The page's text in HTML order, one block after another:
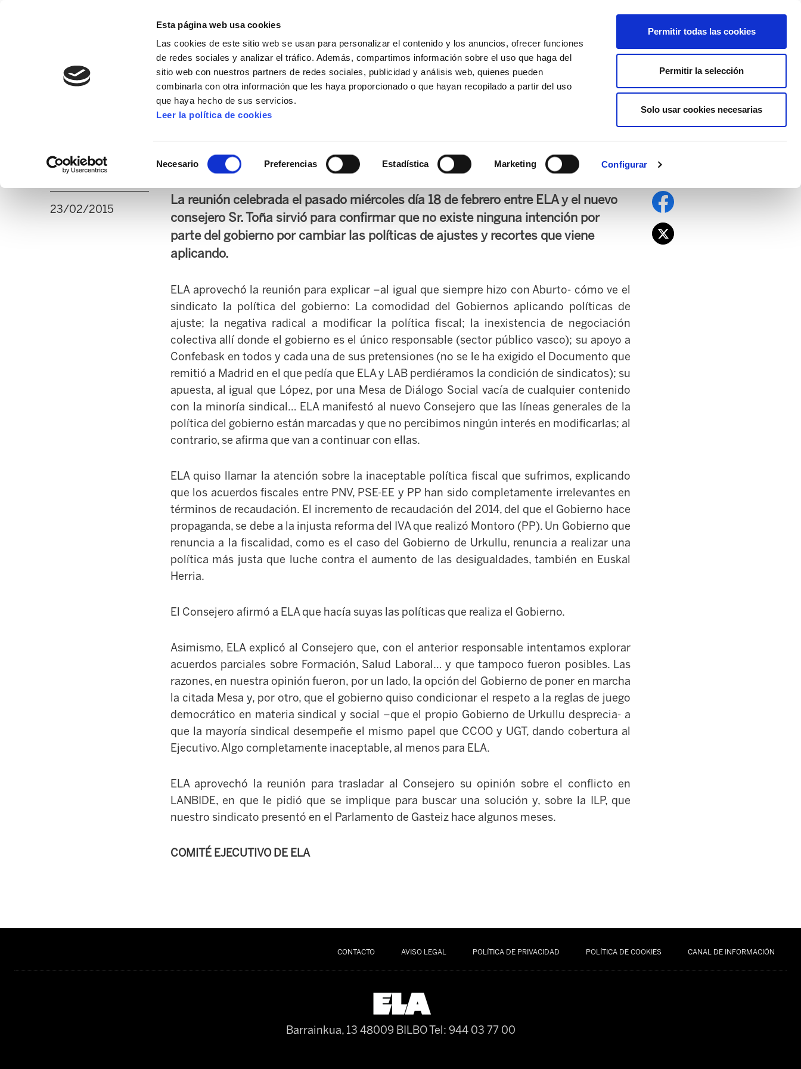
Esta página web usa cookies
Las cookies de este sitio web se usan para personalizar el contenido y los anuncios, ofrecer funciones
de redes sociales y analizar el tráfico. Además, compartimos información sobre el uso que haga del
sitio web con nuestros partners de redes sociales, publicidad y análisis web, quienes pueden
combinarla con otra información que les haya proporcionado o que hayan recopilado a partir del uso
que haya hecho de sus servicios.
Leer la política de cookies
Necesario Preferencias Estadística Marketing Configurar
Permitir todas las cookies
Permitir la selección
Solo usar cookies necesarias
AFÍLIATE
MANU ROBLES-ARANGIZ FUNDAZIOA BIDELAGUN FUNDAZIOA
El nuevo Consejero, Angel Toña, hace suyas las políticas de
ajustes y recortes del Gobierno
23/02/2015
La reunión celebrada el pasado miércoles día 18 de febrero entre ELA y el nuevo
consejero Sr. Toña sirvió para confirmar que no existe ninguna intención por
parte del gobierno por cambiar las políticas de ajustes y recortes que viene
aplicando.
ELA aprovechó la reunión para explicar –al igual que siempre hizo con Aburto- cómo ve el
sindicato la política del gobierno: La comodidad del Gobiernos aplicando políticas de
ajuste; la negativa radical a modificar la política fiscal; la inexistencia de negociación
colectiva allí donde el gobierno es el único responsable (sector público vasco); su apoyo a
Confebask en todos y cada una de sus pretensiones (no se le ha exigido el Documento que
remitió a Madrid en el que pedía que ELA y LAB perdiéramos la condición de sindicatos); su
apuesta, al igual que López, por una Mesa de Diálogo Social vacía de cualquier contenido
con la minoría sindical… ELA manifestó al nuevo Consejero que las líneas generales de la
política del gobierno están marcadas y que no percibimos ningún interés en modificarlas; al
contrario, se afirma que van a continuar con ellas.
ELA quiso llamar la atención sobre la inaceptable política fiscal que sufrimos, explicando
que los acuerdos fiscales entre PNV, PSE-EE y PP han sido completamente irrelevantes en
términos de recaudación. El incremento de recaudación del 2014, del que el Gobierno hace
propaganda, se debe a la injusta reforma del IVA que realizó Montoro (PP). Un Gobierno que
renuncia a la fiscalidad, como es el caso del Gobierno de Urkullu, renuncia a realizar una
política más justa que luche contra el aumento de las desigualdades, también en Euskal
Herria.
El Consejero afirmó a ELA que hacía suyas las políticas que realiza el Gobierno.
Asimismo, ELA explicó al Consejero que, con el anterior responsable intentamos explorar
acuerdos parciales sobre Formación, Salud Laboral… y que tampoco fueron posibles. Las
razones, en nuestra opinión fueron, por un lado, la opción del Gobierno de poner en marcha
la citada Mesa y, por otro, que el gobierno quiso condicionar el respeto a la reglas de juego
democrático en materia sindical y social –que el propio Gobierno de Urkullu desprecia- a
que la mayoría sindical desempeñe el mismo papel que CCOO y UGT, dando cobertura al
Ejecutivo. Algo completamente inaceptable, al menos para ELA.
ELA aprovechó la reunión para trasladar al Consejero su opinión sobre el conflicto en
LANBIDE, en que le pidió que se implique para buscar una solución y, sobre la ILP, que
nuestro sindicato presentó en el Parlamento de Gasteiz hace algunos meses.
COMITÉ EJECUTIVO DE ELA
CONTACTO AVISO LEGAL POLÍTICA DE PRIVACIDAD POLÍTICA DE COOKIES CANAL DE INFORMACIÓN
Barrainkua, 13 48009 BILBOTel: 944 03 77 00